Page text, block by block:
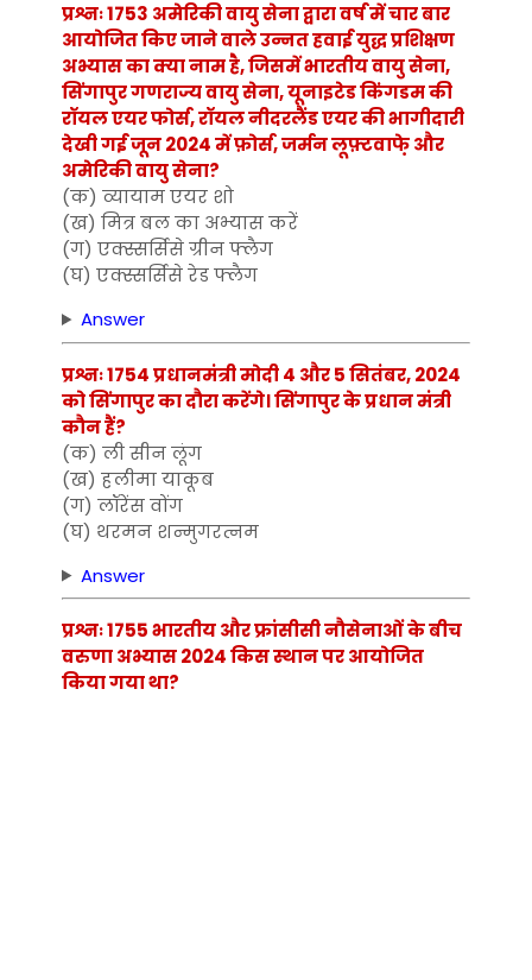
प्रश्नः 1753 अमेरिकी वायु सेना द्वारा वर्ष में चार बार
आयोजित किए जाने वाले उन्नत हवाई युद्ध प्रशिक्षण
अभ्यास का क्या नाम है, जिसमें भारतीय वायु सेना,
सिंगापुर गणराज्य वायु सेना, यूनाइटेड किंगडम की
रॉयल एयर फोर्स, रॉयल नीदरलैंड एयर की भागीदारी
देखी गई जून 2024 में फ़ोर्स, जर्मन लूफ़्टवाफे़ और
अमेरिकी वायु सेना?
(क) व्यायाम एयर शो
(ख) मित्र बल का अभ्यास करें
(ग) एक्स्सर्सिसे ग्रीन फ्लैग
(घ) एक्स्सर्सिसे रेड फ्लैग
Answer
प्रश्नः 1754 प्रधानमंत्री मोदी 4 और 5 सितंबर, 2024
को सिंगापुर का दौरा करेंगे। सिंगापुर के प्रधान मंत्री
कौन हैं?
(क) ली सीन लूंग
(ख) हलीमा याकूब
(ग) लॉरेंस वोंग
(घ) थरमन शन्मुगरत्नम
Answer
प्रश्नः 1755 भारतीय और फ्रांसीसी नौसेनाओं के बीच
वरुणा अभ्यास 2024 किस स्थान पर आयोजित
किया गया था?